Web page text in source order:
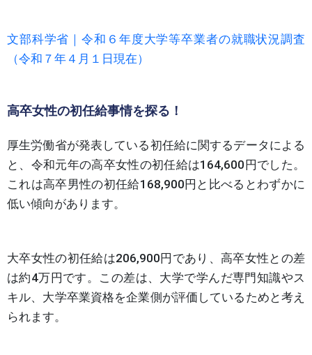
文部科学省｜令和６年度大学等卒業者の就職状況調査
（令和７年４月１日現在）
高卒女性の初任給事情を探る！
厚生労働省が発表している初任給に関するデータによる
と、令和元年の高卒女性の初任給は164,600円でした。
これは高卒男性の初任給168,900円と比べるとわずかに
低い傾向があります。
大卒女性の初任給は206,900円であり、高卒女性との差
は約4万円です。この差は、大学で学んだ専門知識やス
キル、大学卒業資格を企業側が評価しているためと考え
られます。